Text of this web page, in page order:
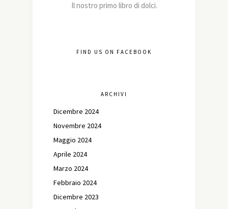
Il nostro primo libro di dolci.
FIND US ON FACEBOOK
ARCHIVI
Dicembre 2024
Novembre 2024
Maggio 2024
Aprile 2024
Marzo 2024
Febbraio 2024
Dicembre 2023